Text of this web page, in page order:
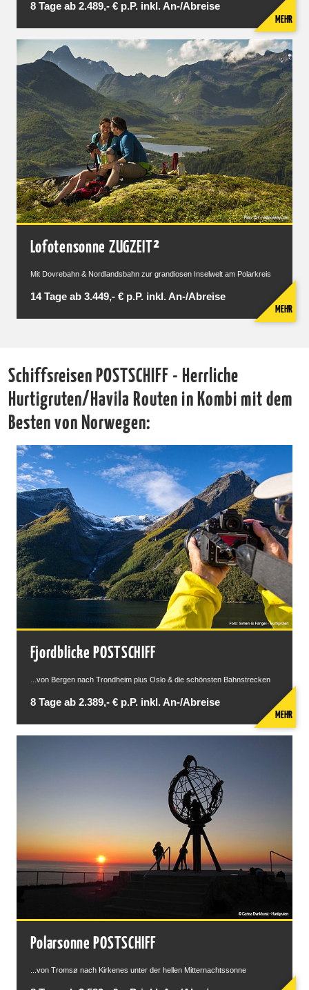
8 Tage ab 2.489,- € p.P. inkl. An-/Abreise
MEHR
Lofotensonne ZUGZEIT²
Mit Dovrebahn & Nordlandsbahn zur grandiosen Inselwelt am Polarkreis
14 Tage ab 3.449,- € p.P. inkl. An-/Abreise
MEHR
Schiffsreisen POSTSCHIFF - Herrliche
Hurtigruten/Havila Routen in Kombi mit dem
Besten von Norwegen:
Fjordblicke POSTSCHIFF
...von Bergen nach Trondheim plus Oslo & die schönsten Bahnstrecken
8 Tage ab 2.389,- € p.P. inkl. An-/Abreise
MEHR
Polarsonne POSTSCHIFF
...von Tromsø nach Kirkenes unter der hellen Mitternachtssonne